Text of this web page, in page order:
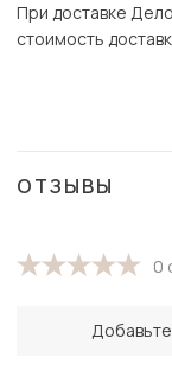
При доставке
стоимость
ОТЗЫВЫ
0
Добавьте